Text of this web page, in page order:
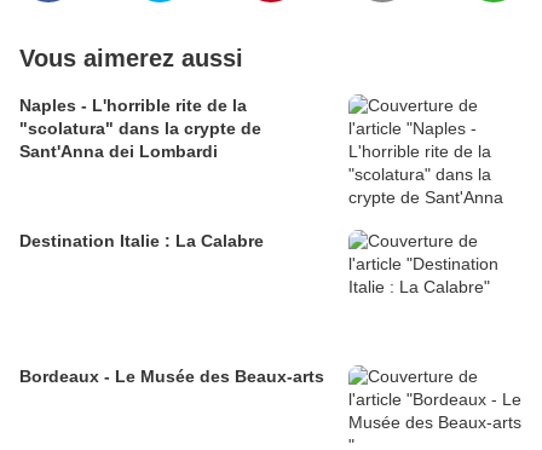
Vous aimerez aussi
Naples - L'horrible rite de la
"scolatura" dans la crypte de
Sant'Anna dei Lombardi
Destination Italie : La Calabre
Bordeaux - Le Musée des Beaux-arts